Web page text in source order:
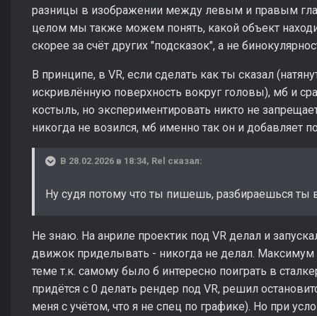
разницы в изображении между левым и правым
целом мы также можем понять, какой объект
скорее за счёт других "подсказок", а не
В принципе, в VR, если сделать как ты сказал
искривлённую поверхность вокруг головы), мб и
костыль, но экспериментировать никто не
никогда не возился, мб именно так он и добавляет
В 28.02.2026 в 18:34, Rel сказал:
Ну судя потому что ты пишешь, разбираешься ты
Не знаю. На анриле проектик под VR делал и
движок приделывать - никогда не делал.
теме т.к. самому было б интересно поиграть в
придётся с 0 делать рендер под VR, решил
меня с учётом, что я не спец по графике). Но при